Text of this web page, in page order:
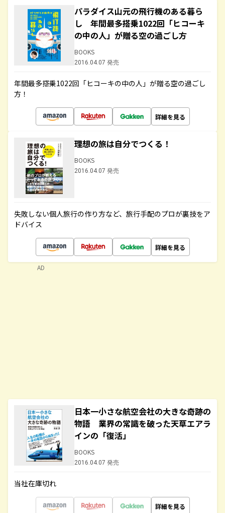
パラダイス山元の飛行機のある暮ら
し 年間最多搭乗1022回「ヒコーキ
の中の人」が贈る空の過ごし方
BOOKS
2016.04.07 発売
年間最多搭乗1022回「ヒコーキの中の人」が贈る空の過ごし
方！
詳細を見る
理想の旅は自分でつくる！
BOOKS
2016.04.07 発売
失敗しない個人旅行の作り方など、旅行手配のプロが裏技をア
ドバイス
詳細を見る
日本一小さな航空会社の大きな奇跡の
物語 業界の常識を破った天草エアラ
インの「復活」
BOOKS
2016.04.07 発売
当社在庫切れ
詳細を見る
AD